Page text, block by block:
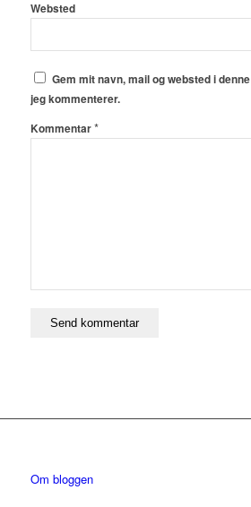
Websted
Gem mit navn, mail og websted i
jeg kommenterer.
Kommentar*
Om bloggen